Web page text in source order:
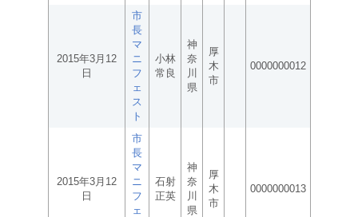
2015年3月12
日
市
長
マ
ニ
フ
ェ
ス
ト
小林
常良
神
奈
川
県
厚
木
市
0000000012
2015年3月12
日
市
長
マ
ニ
フ
ェ
石射
正英
神
奈
川
県
厚
木
市
0000000013